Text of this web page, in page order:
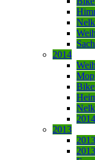
2014
2013